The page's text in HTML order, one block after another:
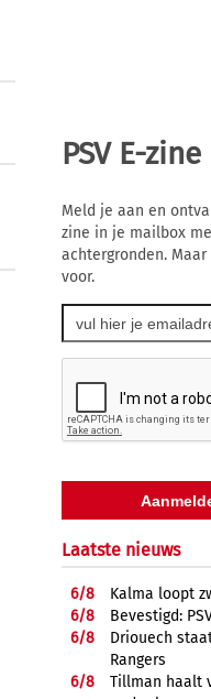
PSV E-zine
Meld je aan en
zine in je mailbox
achtergronden.
voor.
Laatste nieuws
6/8
Kalma loopt
6/8
Bevestigd:
6/8
Driouech
Rangers
6/8
Tillman haalt